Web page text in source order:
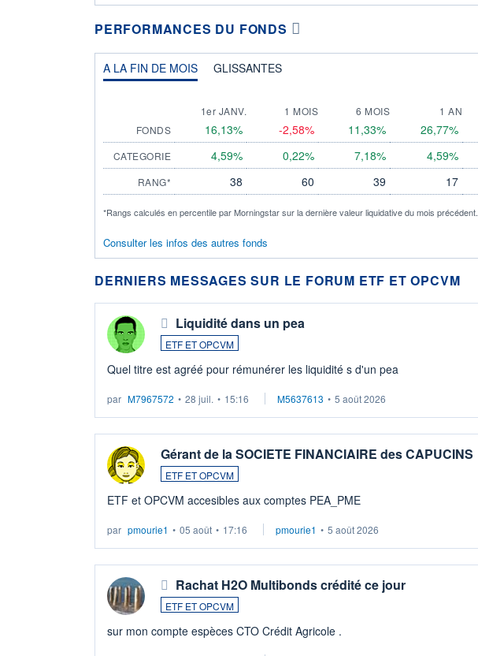
PERFORMANCES DU FONDS
A LA FIN DE MOIS GLISSANTES
1er JANV. 1 MOIS 6 MOIS 1 AN
FONDS
16,13% -2,58% 11,33% 26,77%
CATEGORIE 4,59% 0,22% 7,18% 4,59%
RANG* 38 60 39 17
*Rangs calculés en percentile par Morningstar sur la dernière valeur liquidative du mois précédent.
Consulter les infos des autres fonds
DERNIERS MESSAGES SUR LE FORUM ETF ET OPCVM
Liquidité dans un pea
ETF ET OPCVM
Quel titre est agréé pour rémunérer les liquidité s d'un pea
par M7967572 • 28 juil. • 15:16 M5637613 • 5 août 2026
Gérant de la SOCIETE FINANCIAIRE des CAPUCINS
ETF ET OPCVM
ETF et OPCVM accesibles aux comptes PEA_PME
par pmourie1 • 05 août • 17:16 pmourie1 • 5 août 2026
Rachat H2O Multibonds crédité ce jour
ETF ET OPCVM
sur mon compte espèces CTO Crédit Agricole .